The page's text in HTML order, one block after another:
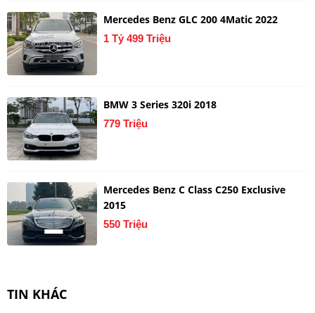
Mercedes Benz GLC 200 4Matic 2022
1 Tỷ 499 Triệu
BMW 3 Series 320i 2018
779 Triệu
Mercedes Benz C Class C250 Exclusive
2015
550 Triệu
TIN KHÁC